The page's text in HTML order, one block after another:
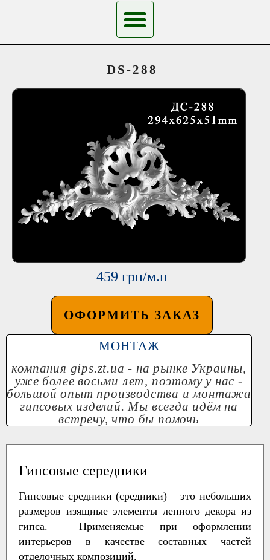
DS-288
459 грн/м.п
ОФОРМИТЬ ЗАКАЗ
МОНТАЖ
компания gips.zt.ua - на рынке Украины,
уже более восьми лет, поэтому у нас -
большой опыт производства и монтажа
гипсовых изделий. Мы всегда идём на
встречу, что бы помочь
Гипсовые середники
Гипсовые средники (средники) – это небольших
размеров изящные элементы лепного декора из
гипса. Применяемые при оформлении
интерьеров в качестве составных частей
отделочных композиций.